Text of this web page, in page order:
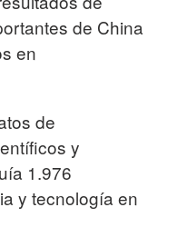
de China
en
de
y
1.976
y tecnología en